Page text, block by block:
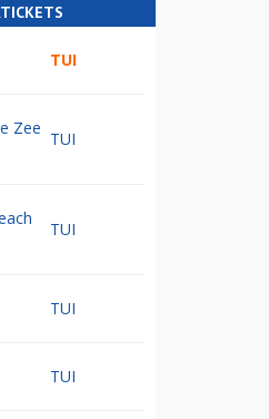
TUI
Zee
TUI
TUI
TUI
TUI